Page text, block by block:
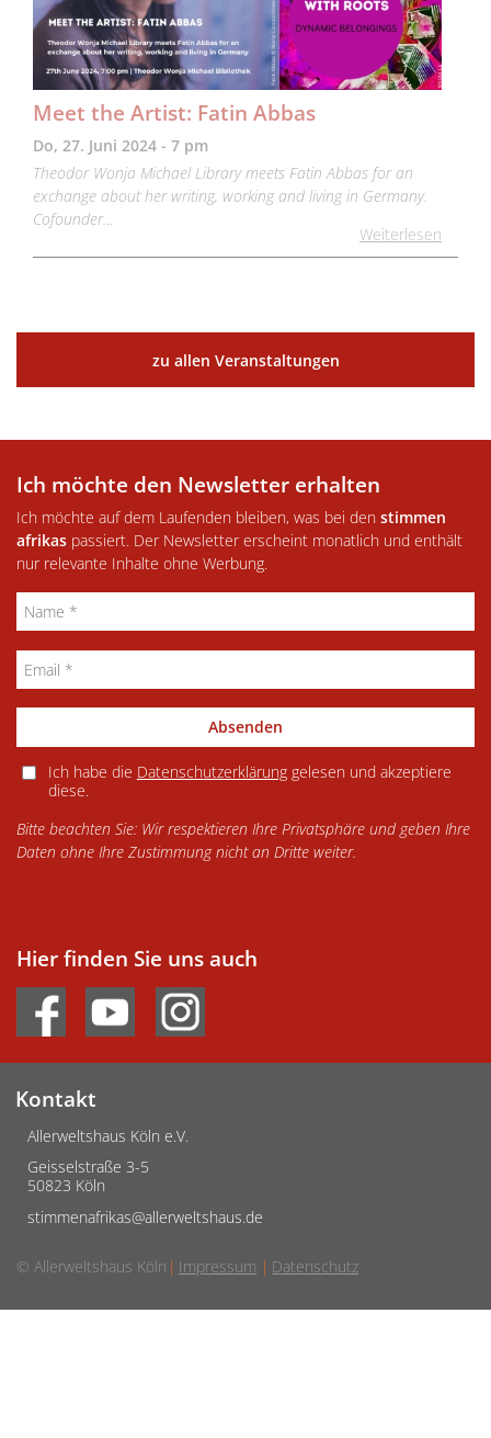
Meet the Artist: Fatin Abbas
Do, 27. Juni 2024 - 7 pm
Theodor Wonja Michael Library meets Fatin Abbas for an
exchange about her writing, working and living in Germany.
Cofounder…
Weiterlesen
zu allen Veranstaltungen
Ich möchte den Newsletter erhalten
Ich möchte auf dem Laufenden bleiben, was bei den stimmen
afrikas passiert. Der Newsletter erscheint monatlich und enthält
nur relevante Inhalte ohne Werbung.
Absenden
Ich habe die Datenschutzerklärunggelesen und akzeptiere
diese.
Bitte beachten Sie: Wir respektieren Ihre Privatsphäre und geben Ihre
Daten ohne Ihre Zustimmung nicht an Dritte weiter.
Hier finden Sie uns auch
Kontakt
Allerweltshaus Köln e.V.
Geisselstraße 3-5
50823 Köln
stimmenafrikas@allerweltshaus.de
© Allerweltshaus Köln Impressum Datenschutz